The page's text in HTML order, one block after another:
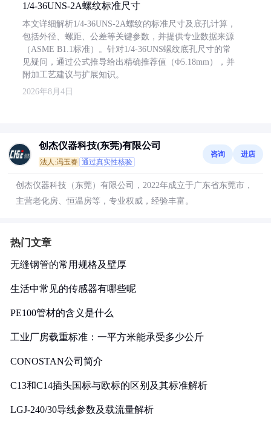
1/4-36UNS-2A螺纹标准尺寸
本文详细解析1/4-36UNS-2A螺纹的标准尺寸及底孔计算，
包括外径、螺距、公差等关键参数，并提供专业数据来源
（ASME B1.1标准）。针对1/4-36UNS螺纹底孔尺寸的常
见疑问，通过公式推导给出精确推荐值（Φ5.18mm），并
附加工艺建议与扩展知识。
2026年8月4日
创杰仪器科技(东莞)有限公司
法人:冯玉春 通过真实性核验
咨询 进店
创杰仪器科技（东莞）有限公司，2022年成立于广东省东莞市，
主营老化房、恒温房等，专业权威，经验丰富。
热门文章
无缝钢管的常用规格及壁厚
生活中常见的传感器有哪些呢
PE100管材的含义是什么
工业厂房载重标准：一平方米能承受多少公斤
CONOSTAN公司简介
C13和C14插头国标与欧标的区别及其标准解析
LGJ-240/30导线参数及载流量解析